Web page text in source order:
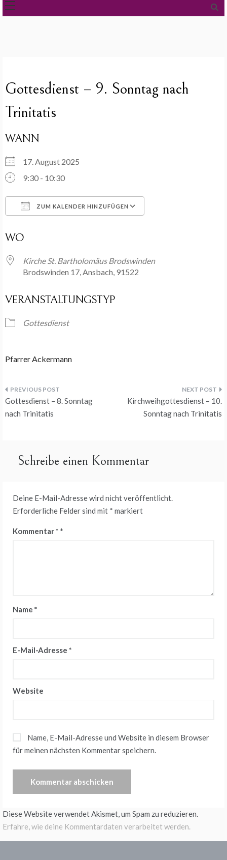
Gottesdienst – 9. Sonntag nach
Trinitatis
WANN
17. August 2025
9:30 - 10:30
ZUM KALENDER HINZUFÜGEN
WO
Kirche St. Bartholomäus Brodswinden
Brodswinden 17, Ansbach, 91522
VERANSTALTUNGSTYP
Gottesdienst
Pfarrer Ackermann
Beitragsnavigation
Gottesdienst – 8. Sonntag
nach Trinitatis
Kirchweihgottesdienst – 10.
Sonntag nach Trinitatis
Schreibe einen Kommentar
Deine E-Mail-Adresse wird nicht veröffentlicht.
Erforderliche Felder sind mit * markiert
Kommentar*
Name *
E-Mail-Adresse *
Website
Name, E-Mail-Adresse und Website in diesem Browser
für meinen nächsten Kommentar speichern.
Diese Website verwendet Akismet, um Spam zu reduzieren.
Erfahre, wie deine Kommentardaten verarbeitet werden.